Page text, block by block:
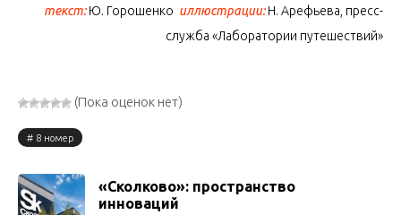
текст:Ю. Горошенко иллюстрации:Н. Арефьева, пресс-
служба «Лаборатории путешествий»
(Пока оценок нет)
8 номер
«Сколково»: пространство
инноваций